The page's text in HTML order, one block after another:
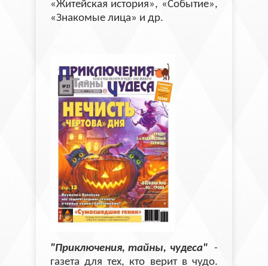
«Житейская история», «Событие»,
«Знакомые лица» и др.
"Приключения, тайны, чудеса" -
газета для тех, кто верит в чудо.